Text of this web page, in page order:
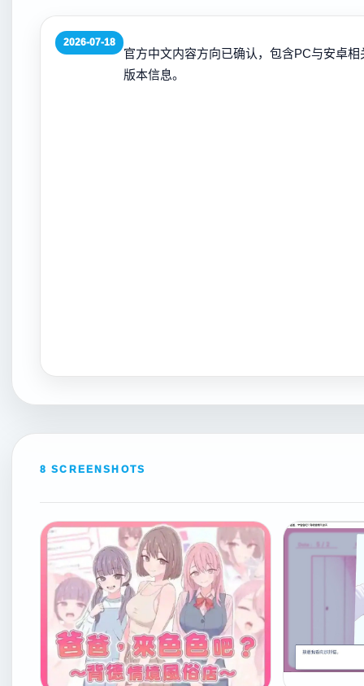
2026-07-18
官方中文内容方向已确认，包含PC与安卓相
版本信息。
8 SCREENSHOTS